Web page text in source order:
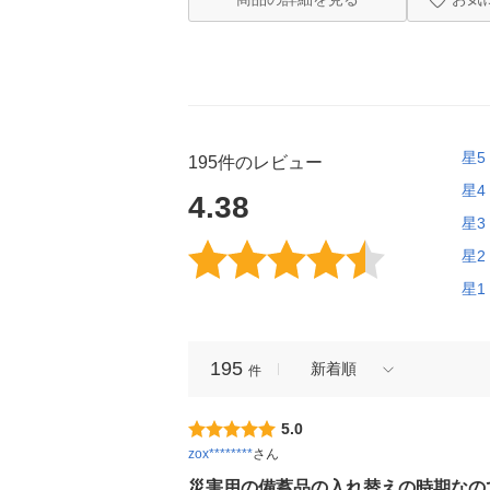
195件のレビュー
4.38
星5
星4
星3
星2
星1
195 件 新着順
5.0
zox********さん